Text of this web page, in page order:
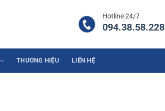
Hotline 24/7
094.38.58.228
THƯƠNG HIỆU LIÊN HỆ